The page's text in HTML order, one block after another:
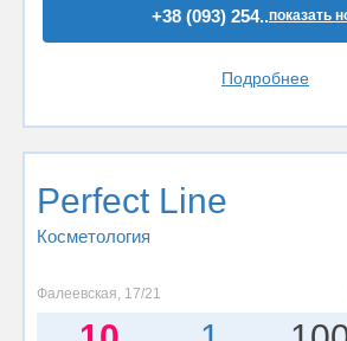
+38 (093) 254..показать
Подробнее
Perfect Line
Косметология
Фалеевская, 17/21